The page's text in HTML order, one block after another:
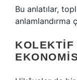
Bu anlatılar,
anlamlandırma